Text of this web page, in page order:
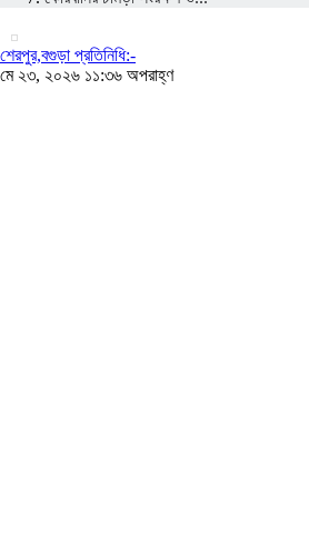
শেরপুর,বগুড়া প্রতিনিধি:-
মে ২৩, ২০২৬ ১১:৩৬ অপরাহ্ণ